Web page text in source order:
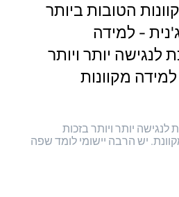
הטובות ביותר
- למידה
לנגישה יותר ויותר
מקוונות
לנגישה יותר ויותר בזכות
יש הרבה יישומי לומד שפה